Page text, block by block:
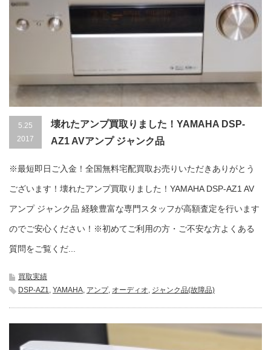
5.25
2017
壊れたアンプ買取りました！YAMAHA DSP-
AZ1 AVアンプ ジャンク品
※最短即日ご入金！全国無料宅配買取お売りいただきありがとう
ございます！壊れたアンプ買取りました！YAMAHA DSP-AZ1 AV
アンプ ジャンク品 経験豊富な専門スタッフが高額査定を行います
のでご安心ください！※初めてご利用の方・ご不安な方よくある
質問をご覧くだ...
買取実績
DSP-AZ1, YAMAHA, アンプ, オーディオ, ジャンク品(故障品)